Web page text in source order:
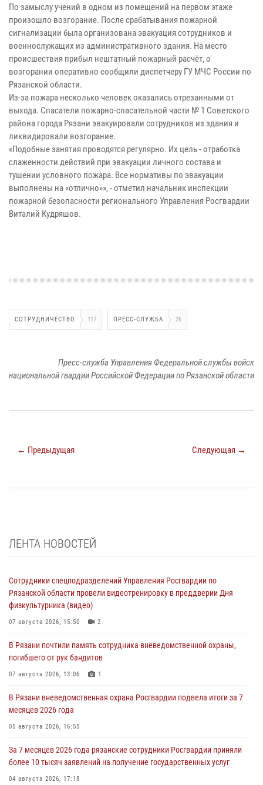
По замыслу учений в одном из помещений на первом этаже
произошло возгорание. После срабатывания пожарной
сигнализации была организована эвакуация сотрудников и
военнослужащих из административного здания. На место
происшествия прибыл нештатный пожарный расчёт, о
возгорании оперативно сообщили диспетчеру ГУ МЧС России по
Рязанской области.
Из-за пожара несколько человек оказались отрезанными от
выхода. Спасатели пожарно-спасательной части № 1 Советского
района города Рязани эвакуировали сотрудников из здания и
ликвидировали возгорание.
«Подобные занятия проводятся регулярно. Их цель - отработка
слаженности действий при эвакуации личного состава и
тушении условного пожара. Все нормативы по эвакуации
выполнены на «отлично»», - отметил начальник инспекции
пожарной безопасности регионального Управления Росгвардии
Виталий Кудряшов.
СОТРУДНИЧЕСТВО 117 ПРЕСС-СЛУЖБА 26
Пресс-служба Управления Федеральной службы войск
национальной гвардии Российской Федерации по Рязанской области
← Предыдущая Следующая →
ЛЕНТА НОВОСТЕЙ
Сотрудники спецподразделений Управления Росгвардии по
Рязанской области провели видеотренировку в преддверии Дня
физкультурника (видео)
07 августа 2026, 15:50 2
В Рязани почтили память сотрудника вневедомственной охраны,
погибшего от рук бандитов
07 августа 2026, 13:06 1
В Рязани вневедомственная охрана Росгвардии подвела итоги за 7
месяцев 2026 года
05 августа 2026, 16:55
За 7 месяцев 2026 года рязанские сотрудники Росгвардии приняли
более 10 тысяч заявлений на получение государственных услуг
04 августа 2026, 17:18